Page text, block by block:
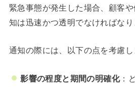
緊急事態が発生した場合、顧客
知は迅速かつ透明でなければなり
通知の際には、以下の点を考慮し
影響の程度と期間の明確化：